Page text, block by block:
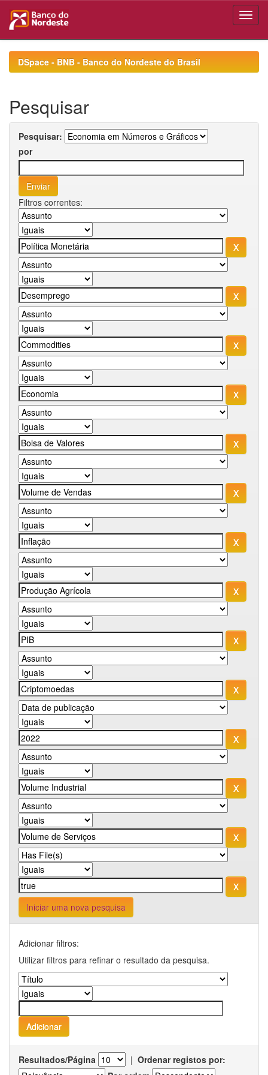
navigationDSpace - BNB - Banco do Nordeste do Brasil
Pesquisar
Pesquisar:
por
Filtros correntes:
Iniciar uma nova pesquisa
Adicionar filtros:
Utilizar filtros para refinar o resultado da pesquisa.
Resultados/Página | Ordenar registos por: